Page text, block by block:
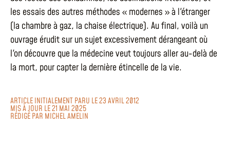
les essais des autres méthodes « modernes » à l'étranger
(la chambre à gaz, la chaise électrique). Au final, voilà un
ouvrage érudit sur un sujet excessivement dérangeant où
l'on découvre que la médecine veut toujours aller au-delà de
la mort, pour capter la dernière étincelle de la vie.
ARTICLE INITIALEMENT PARU LE 23 AVRIL 2012
MIS À JOUR LE 21 MAI 2025
RÉDIGÉ PAR MICHEL AMELIN